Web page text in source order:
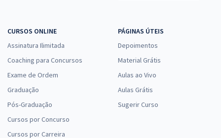
CURSOS ONLINE
Assinatura Ilimitada
Coaching para Concursos
Exame de Ordem
Graduação
Pós-Graduação
Cursos por Concurso
Cursos por Carreira
PÁGINAS ÚTEIS
Depoimentos
Material Grátis
Aulas ao Vivo
Aulas Grátis
Sugerir Curso